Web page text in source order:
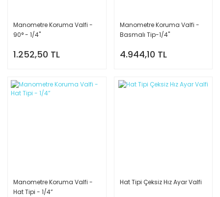
Manometre Koruma Valfi -
90° - 1/4''
1.252,50 TL
Manometre Koruma Valfi -
Basmalı Tip-1/4''
4.944,10 TL
Manometre Koruma Valfi -
Hat Tipi - 1/4”
Hat Tipi Çeksiz Hız Ayar Valfi